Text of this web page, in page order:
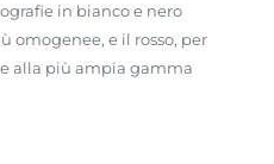
in bianco e nero
omogenee, e il rosso, per
alla più ampia gamma